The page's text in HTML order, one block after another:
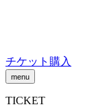
チケット購入
menu
TICKET